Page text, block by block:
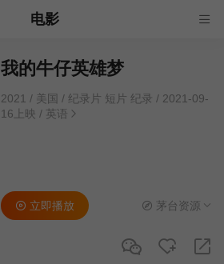
电影
我的牛仔英雄梦
2021 / 美国 / 纪录片 短片 纪录 / 2021-09-
16上映 / 英语
立即播放 茅台资源